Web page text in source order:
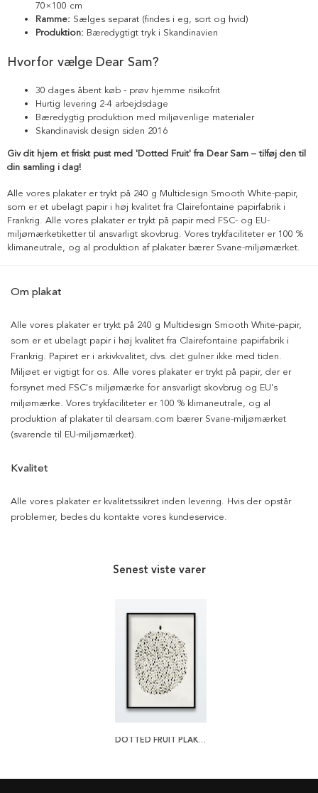
70×100 cm
Ramme: Sælges separat (findes i eg, sort og hvid)
Produktion: Bæredygtigt tryk i Skandinavien
Hvorfor vælge Dear Sam?
30 dages åbent køb - prøv hjemme risikofrit
Hurtig levering 2-4 arbejdsdage
Bæredygtig produktion med miljøvenlige materialer
Skandinavisk design siden 2016
Giv dit hjem et friskt pust med 'Dotted Fruit' fra Dear Sam – tilføj den til
din samling i dag!
Alle vores plakater er trykt på 240 g Multidesign Smooth White-papir,
som er et ubelagt papir i høj kvalitet fra Clairefontaine papirfabrik i
Frankrig. Alle vores plakater er trykt på papir med FSC- og EU-
miljømærketiketter til ansvarligt skovbrug. Vores trykfaciliteter er 100 %
klimaneutrale, og al produktion af plakater bærer Svane-miljømærket.
Om plakat
Alle vores plakater er trykt på 240 g Multidesign Smooth White-papir,
som er et ubelagt papir i høj kvalitet fra Clairefontaine papirfabrik i
Frankrig. Papiret er i arkivkvalitet, dvs. det gulner ikke med tiden.
Miljøet er vigtigt for os. Alle vores plakater er trykt på papir, der er
forsynet med FSC's miljømærke for ansvarligt skovbrug og EU's
miljømærke. Vores trykfaciliteter er 100 % klimaneutrale, og al
produktion af plakater til dearsam.com bærer Svane-miljømærket
(svarende til EU-miljømærket).
Kvalitet
Alle vores plakater er kvalitetssikret inden levering. Hvis der opstår
problemer, bedes du kontakte vores kundeservice.
Senest viste varer
DOTTED FRUIT PLAKAT